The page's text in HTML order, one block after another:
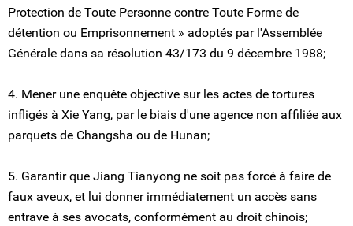
Protection de Toute Personne contre Toute Forme de
détention ou Emprisonnement » adoptés par l'Assemblée
Générale dans sa résolution 43/173 du 9 décembre 1988;
4. Mener une enquête objective sur les actes de tortures
infligés à Xie Yang, par le biais d'une agence non affiliée aux
parquets de Changsha ou de Hunan;
5. Garantir que Jiang Tianyong ne soit pas forcé à faire de
faux aveux, et lui donner immédiatement un accès sans
entrave à ses avocats, conformément au droit chinois;